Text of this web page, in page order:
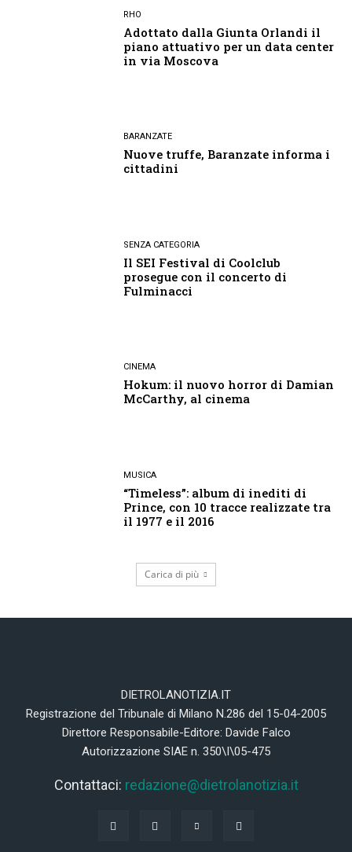
RHO
Adottato dalla Giunta Orlandi il
piano attuativo per un data center
in via Moscova
BARANZATE
Nuove truffe, Baranzate informa i
cittadini
SENZA CATEGORIA
Il SEI Festival di Coolclub
prosegue con il concerto di
Fulminacci
CINEMA
Hokum: il nuovo horror di Damian
McCarthy, al cinema
MUSICA
“Timeless”: album di inediti di
Prince, con 10 tracce realizzate tra
il 1977 e il 2016
Carica di più
DIETROLANOTIZIA.IT
Registrazione del Tribunale di Milano N.286 del 15-04-2005
Direttore Responsabile-Editore: Davide Falco
Autorizzazione SIAE n. 350\I\05-475
Contattaci: redazione@dietrolanotizia.it